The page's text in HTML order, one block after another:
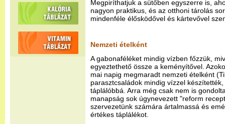
Megpiríthatjuk a sütőben egyszerre is,
nagyon praktikus, és az otthoni tárolás
mindenféle élősködővel és kártevővel
Nemzeti ételként
A gabonaféléket mindig vízben főzzük,
egyeztethető össze a keményítővel.
mai napig megmaradt nemzeti ételként
parasztcsaládok mindig vízzel
táplálóbbá. Arra még csak nem is
manapság sok úgynevezett "reform
szervezetünk számára ártalmassá és
értékes táplálékot.